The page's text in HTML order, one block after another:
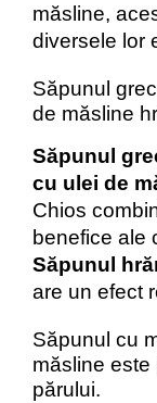
măsline,
diversele lor
Săpunul
de măsline
Săpunul
cu ulei de
Chios
benefice ale
Săpunul
are un efect
Săpunul cu
măsline este
părului.